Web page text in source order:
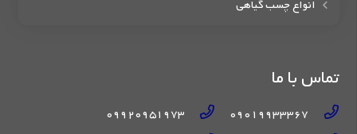
انواع چسب گیاهی
تماس با ما
09019933367
09920951973